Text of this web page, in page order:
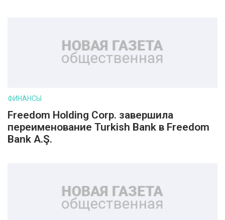
ФИНАНСЫ
Freedom Holding Corp. завершила
переименование Turkish Bank в Freedom
Bank A.Ş.